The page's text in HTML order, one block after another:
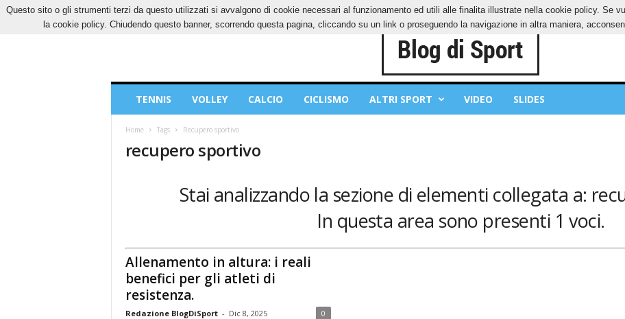
SABATO, 8 AGOSTO 2026 CONTATTI COOKIES PRIVACY POLICY
Sport
TENNIS VOLLEY CALCIO CICLISMO ALTRI SPORT VIDEO SLIDES
Home Tags Recupero sportivo
recupero sportivo
Stai analizzando la sezione di elementi collegata a:
In questa area sono presenti 1 voci.
Allenamento in altura: i reali
benefici per gli atleti di
resistenza.
Redazione BlogDiSport - Dic 8, 2025 0
Questo sito o gli strumenti terzi da questo utilizzati si avvalgono di cookie necessari al funzionamento ed utili alle finalita illustrate nella cookie policy. Se
la cookie policy. Chiudendo questo banner, scorrendo questa pagina, cliccando su un link o proseguendo la navigazione in altra maniera,